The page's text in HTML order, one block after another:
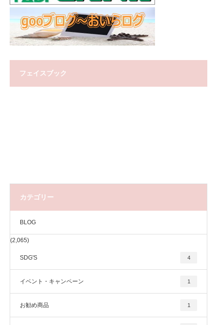
フェイスブック
カテゴリー
BLOG
(2,065)
SDG'S 4
イベント・キャンペーン 1
お勧め商品 1